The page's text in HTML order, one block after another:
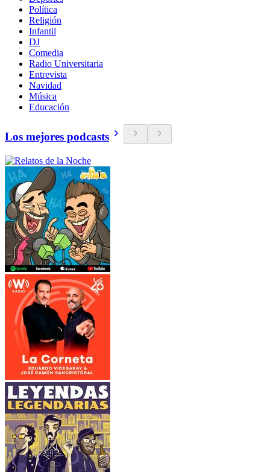
Política
Religión
Infantil
DJ
Comedia
Radio Universitaria
Entrevista
Navidad
Música
Educación
Los mejores podcasts